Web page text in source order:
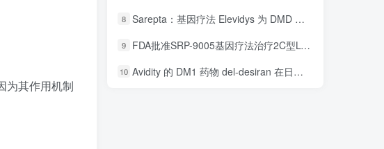
为其作用机制
8 Sarepta：基因疗法 Elevidys 为 DMD 患者带来“希望”
9 FDA批准SRP-9005基因疗法治疗2C型LGMD
10 Avidity 的 DM1 药物 del-desiran 在日本被评为孤儿药